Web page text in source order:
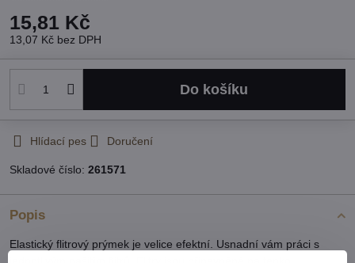
15,81 Kč
13,07 Kč bez DPH
Do košíku
Hlídací pes Doručení
Skladové číslo: 261571
Popis
Elastický flitrový prýmek je velice efektní. Usnadní vám práci s